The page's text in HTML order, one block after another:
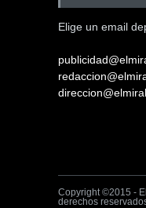
Elige un email
Copyright ©2015 -
derechos